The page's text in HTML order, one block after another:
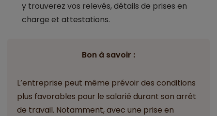
y trouverez vos relevés, détails de prises en
charge et attestations.
Bon à savoir :
L’entreprise peut même prévoir des conditions
plus favorables pour le salarié durant son arrêt
de travail. Notamment, avec une prise en